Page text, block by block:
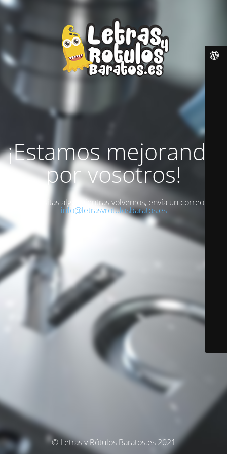
¡Estamos mejorando
por vosotros!
Si necesitas algo mientras volvemos, envía un correo a
info@letrasyrotulosbaratos.es
© Letras y Rótulos Baratos.es 2021